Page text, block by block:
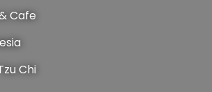
Cafe
Chi